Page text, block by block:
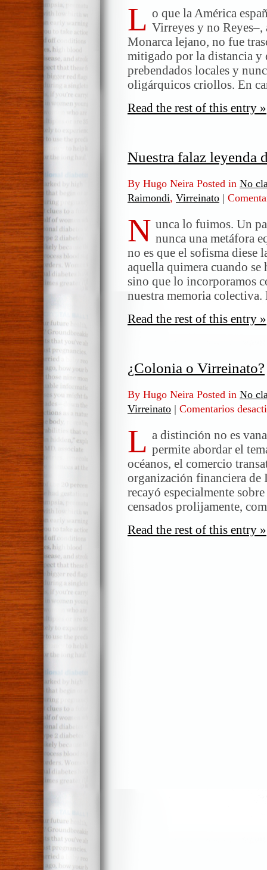
y
desobediencia
L o que la América
Virreyes y no Reyes–,
Monarca lejano, no fue
mitigado por la distancia
prebendados locales y
oligárquicos criollos. En
Read the rest of this entry »
Nuestra falaz leyenda
By Hugo Neira Posted in No
Raimondi, Virreinato |
N unca lo fuimos. Un
nunca una metáfora
no es que el sofisma diese
aquella quimera cuando
sino que lo incorporamos
nuestra memoria
Read the rest of this entry »
¿Colonia o Virreinato?
By Hugo Neira Posted in No
Virreinato | Comentarios
L a distinción no es
permite abordar el
océanos, el comercio
organización financiera de
recayó especialmente
censados prolijamente,
Read the rest of this entry »